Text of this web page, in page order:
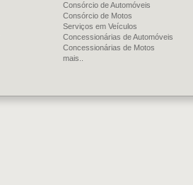
Consórcio de Automóveis
Consórcio de Motos
Serviços em Veículos
Concessionárias de Automóveis
Concessionárias de Motos
mais..